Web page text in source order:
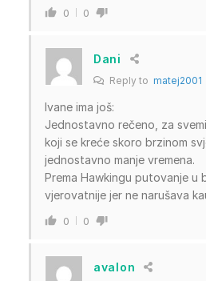
0 0
Dani
Reply to matej2001
Ivane ima još:
Jednostavno rečeno, za
koji se kreće skoro brzinom
jednostavno manje vremena.
Prema Hawkingu putovanje u
vjerovatnije jer ne narušava
0 0
avalon